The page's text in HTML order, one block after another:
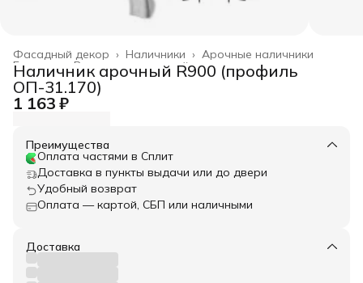
Арочные наличники
Наличники ›
Фасадный декор ›
Весь архитектурный декор ›
Главная ›
Наличник арочный R900 (профиль
ОП-31.170)
1 163 ₽
Преимущества
Оплата частями в Сплит
Доставка в пункты выдачи или до двери
Удобный возврат
Оплата — картой, СБП или наличными
Доставка